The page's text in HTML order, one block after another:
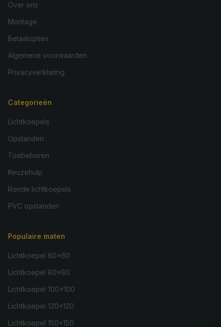
Over ons
Montage
Betaalopties
Algemene voorwaarden
Privacyverklaring
Categorieën
Lichtkoepels
Opstanden
Toebehoren
Keuzehulp
Ronde lichtkoepels
PVC opstanden
Populaire maten
Lichtkoepel 60×60
Lichtkoepel 80×80
Lichtkoepel 100×100
Lichtkoepel 120×120
Lichtkoepel 150×150